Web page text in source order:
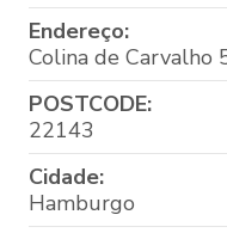
Endereço:
Colina de Carvalho
POSTCODE:
22143
Cidade:
Hamburgo